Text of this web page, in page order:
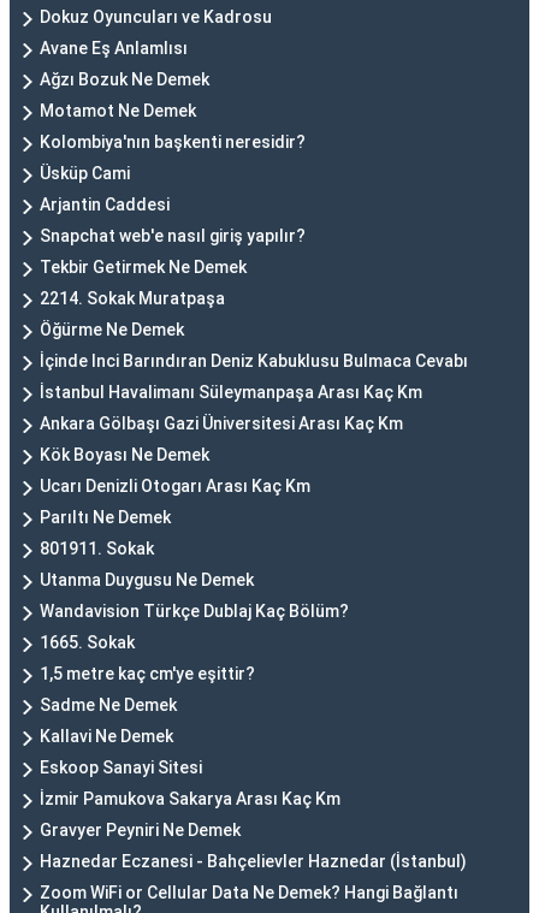
Dokuz Oyuncuları ve Kadrosu
Avane Eş Anlamlısı
Ağzı Bozuk Ne Demek
Motamot Ne Demek
Kolombiya'nın başkenti neresidir?
Üsküp Cami
Arjantin Caddesi
Snapchat web'e nasıl giriş yapılır?
Tekbir Getirmek Ne Demek
2214. Sokak Muratpaşa
Öğürme Ne Demek
İçinde Inci Barındıran Deniz Kabuklusu Bulmaca Cevabı
İstanbul Havalimanı Süleymanpaşa Arası Kaç Km
Ankara Gölbaşı Gazi Üniversitesi Arası Kaç Km
Kök Boyası Ne Demek
Ucarı Denizli Otogarı Arası Kaç Km
Parıltı Ne Demek
801911. Sokak
Utanma Duygusu Ne Demek
Wandavision Türkçe Dublaj Kaç Bölüm?
1665. Sokak
1,5 metre kaç cm'ye eşittir?
Sadme Ne Demek
Kallavi Ne Demek
Eskoop Sanayi Sitesi
İzmir Pamukova Sakarya Arası Kaç Km
Gravyer Peyniri Ne Demek
Haznedar Eczanesi - Bahçelievler Haznedar (İstanbul)
Zoom WiFi or Cellular Data Ne Demek? Hangi Bağlantı